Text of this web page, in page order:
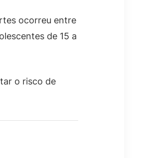
ocorreu entre
de 15 a
o risco de